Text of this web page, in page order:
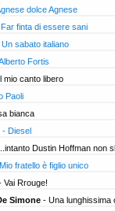
dolce Agnese
finta di essere sani
Un sabato italiano
Fortis
mio canto libero
Paoli
bianca
- Diesel
Dustin Hoffman non
fratello è figlio unico
Vai Rrouge!
Simone - Una lunghissima